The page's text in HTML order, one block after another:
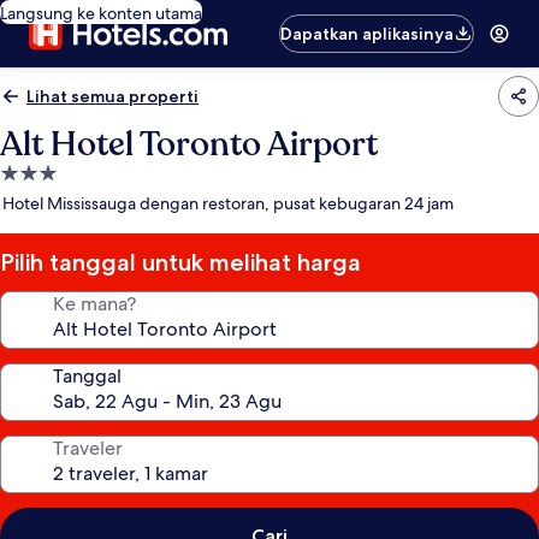
Langsung ke konten utama
Dapatkan aplikasinya
Lihat semua properti
Alt Hotel Toronto Airport
Properti
bintang
Hotel Mississauga dengan restoran, pusat kebugaran 24 jam
Pilih tanggal untuk melihat harga
Ke mana?
Tanggal
Traveler